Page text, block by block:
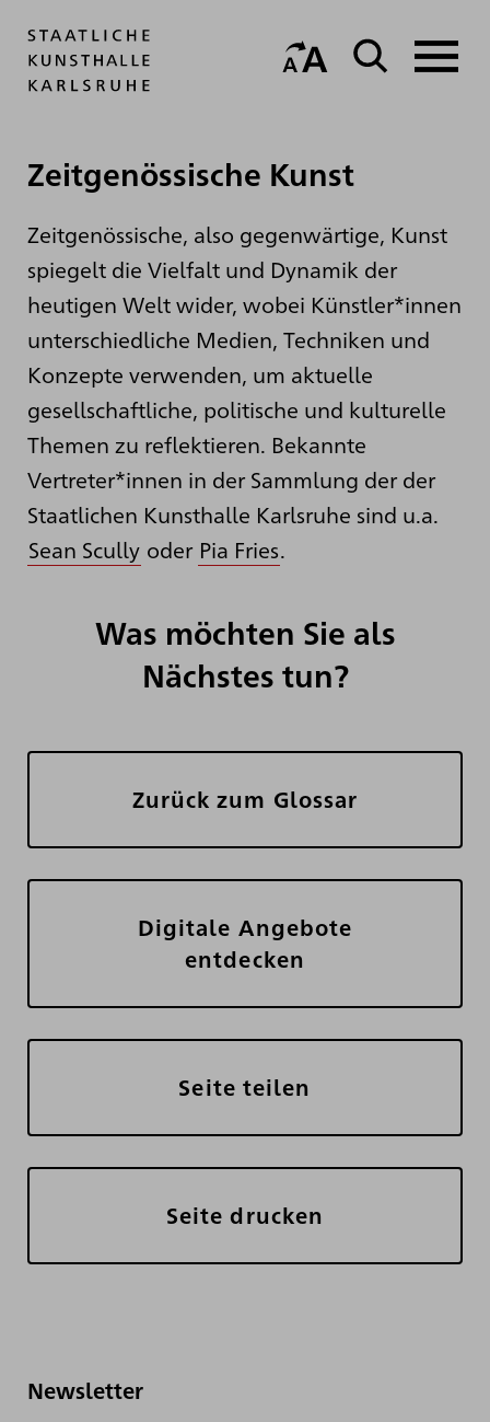
Zeitgenössische Kunst
Zeitgenössische, also gegenwärtige, Kunst
spiegelt die Vielfalt und Dynamik der
heutigen Welt wider, wobei Künstler*innen
unterschiedliche Medien, Techniken und
Konzepte verwenden, um aktuelle
gesellschaftliche, politische und kulturelle
Themen zu reflektieren. Bekannte
Vertreter*innen in der Sammlung der der
Staatlichen Kunsthalle Karlsruhe sind u.a.
Sean Scully oder Pia Fries.
Was möchten Sie als
Nächstes tun?
Zurück zum Glossar
Digitale Angebote
entdecken
Seite teilen
Seite drucken
Newsletter